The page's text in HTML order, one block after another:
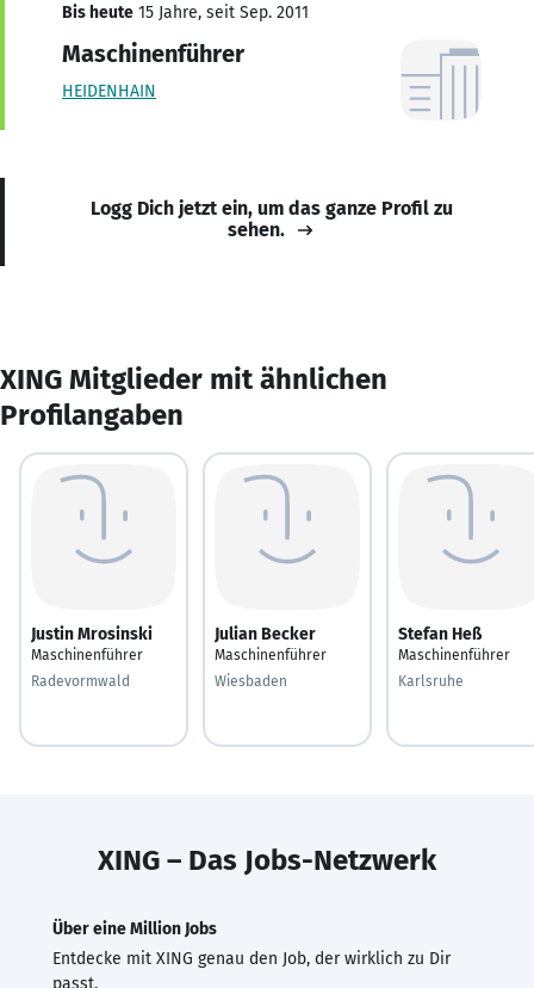
Bis heute 15 Jahre, seit Sep. 2011
Maschinenführer
HEIDENHAIN
Logg Dich jetzt ein, um das ganze Profil zu
sehen.
XING Mitglieder mit ähnlichen
Profilangaben
Justin Mrosinski
Maschinenführer
Radevormwald
Julian Becker
Maschinenführer
Wiesbaden
Stefan Heß
Maschinenführer
Karlsruhe
XING – Das Jobs-Netzwerk
Über eine Million Jobs
Entdecke mit XING genau den Job, der wirklich zu Dir
passt.